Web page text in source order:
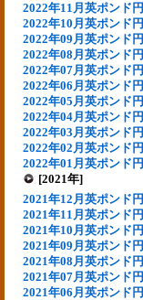
2022年11月英ポンド円
2022年10月英ポンド円
2022年09月英ポンド円
2022年08月英ポンド円
2022年07月英ポンド円
2022年06月英ポンド円
2022年05月英ポンド円
2022年04月英ポンド円
2022年03月英ポンド円
2022年02月英ポンド円
2022年01月英ポンド円
[2021年]
2021年12月英ポンド円
2021年11月英ポンド円
2021年10月英ポンド円
2021年09月英ポンド円
2021年08月英ポンド円
2021年07月英ポンド円
2021年06月英ポンド円